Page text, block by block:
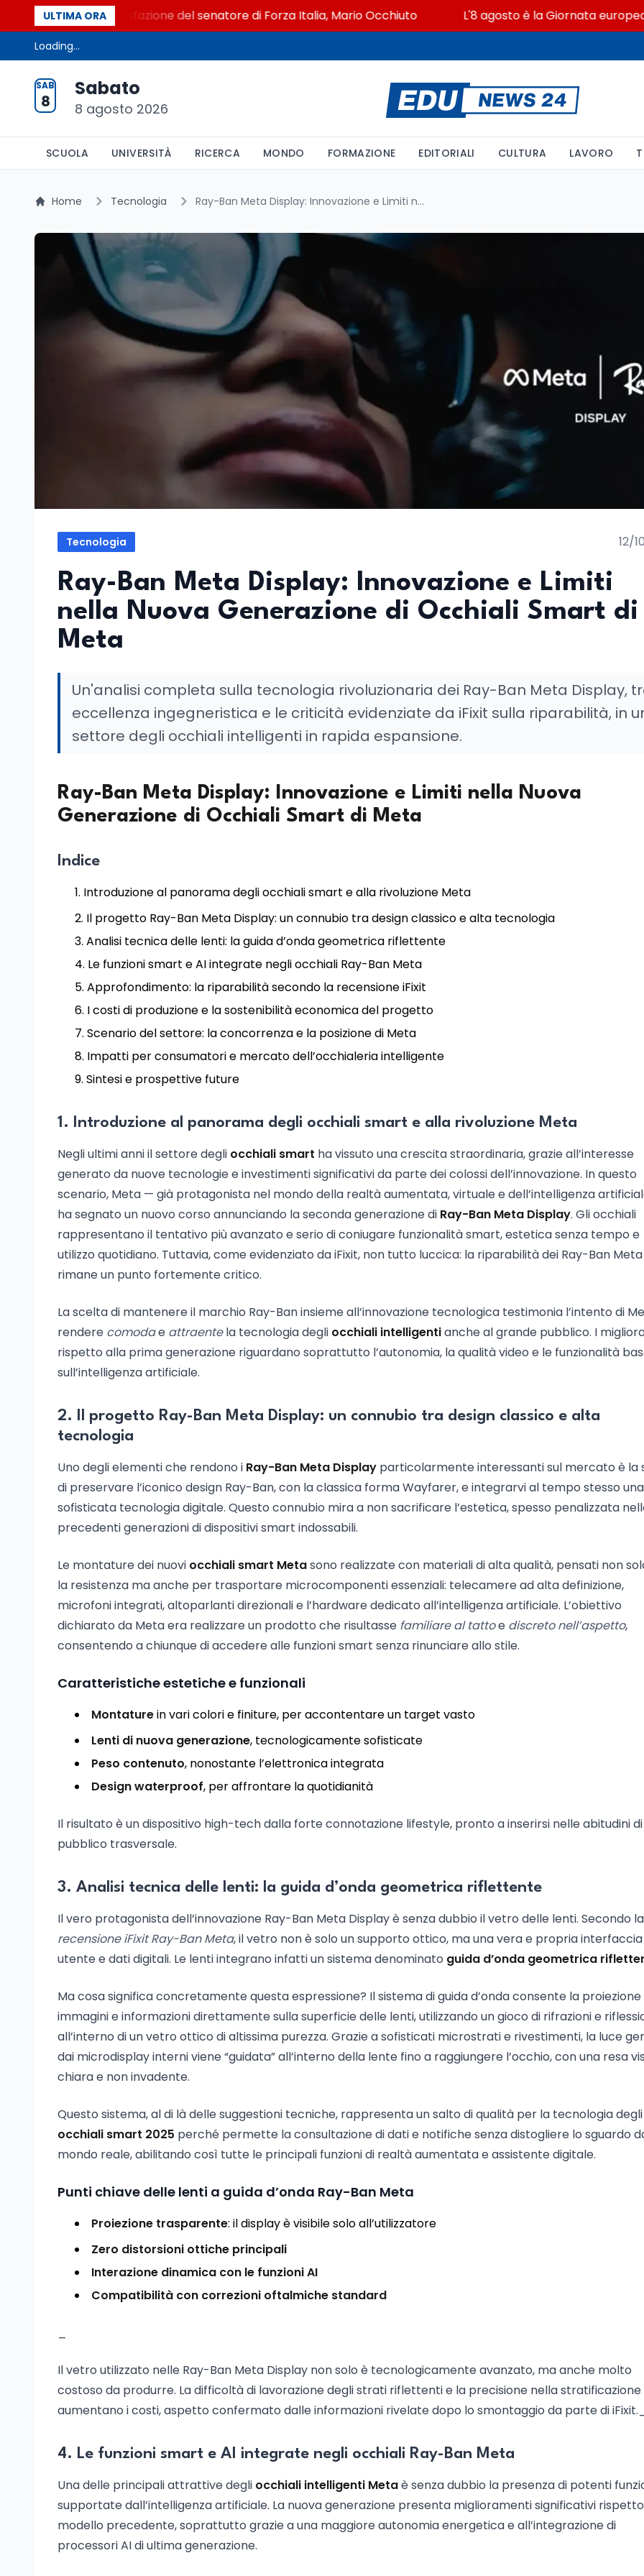
ULTIMA ORA
La soddisfazione del senatore di Forza Italia, Mario Occhiuto L'8 agosto è la Giornata europea in
Loading...
SAB
8
Sabato
8 agosto 2026
SCUOLA UNIVERSITÀ RICERCA MONDO FORMAZIONE EDITORIALI CULTURA LAVORO
Home Tecnologia Ray-Ban Meta Display: Innovazione e Limiti nella Nuova Generazione di Occhiali Smart di Meta
Tecnologia 12/
Ray-Ban Meta Display: Innovazione e Limiti
nella Nuova Generazione di Occhiali Smart di
Meta
Un'analisi completa sulla tecnologia rivoluzionaria dei Ray-Ban Meta Display,
eccellenza ingegneristica e le criticità evidenziate da iFixit sulla riparabilità, in
settore degli occhiali intelligenti in rapida espansione.
Ray-Ban Meta Display: Innovazione e Limiti nella Nuova
Generazione di Occhiali Smart di Meta
Indice
Introduzione al panorama degli occhiali smart e alla rivoluzione Meta
Il progetto Ray-Ban Meta Display: un connubio tra design classico e alta tecnologia
Analisi tecnica delle lenti: la guida d’onda geometrica riflettente
Le funzioni smart e AI integrate negli occhiali Ray-Ban Meta
Approfondimento: la riparabilità secondo la recensione iFixit
I costi di produzione e la sostenibilità economica del progetto
Scenario del settore: la concorrenza e la posizione di Meta
Impatti per consumatori e mercato dell’occhialeria intelligente
Sintesi e prospettive future
1. Introduzione al panorama degli occhiali smart e alla rivoluzione Meta
Negli ultimi anni il settore degli occhiali smart ha vissuto una crescita straordinaria, grazie all’interesse
generato da nuove tecnologie e investimenti significativi da parte dei colossi dell’innovazione. In questo
scenario, Meta — già protagonista nel mondo della realtà aumentata, virtuale e dell’intelligenza
ha segnato un nuovo corso annunciando la seconda generazione di Ray-Ban Meta Display. Gli occhiali
rappresentano il tentativo più avanzato e serio di coniugare funzionalità smart, estetica senza tempo e
utilizzo quotidiano. Tuttavia, come evidenziato da iFixit, non tutto luccica: la riparabilità dei Ray-Ban Meta
rimane un punto fortemente critico.
La scelta di mantenere il marchio Ray-Ban insieme all’innovazione tecnologica testimonia l’intento di
rendere comodae attraentela tecnologia degli occhiali intelligentianche al grande pubblico. I
rispetto alla prima generazione riguardano soprattutto l’autonomia, la qualità video e le funzionalità
sull’intelligenza artificiale.
2. Il progetto Ray-Ban Meta Display: un connubio tra design classico e alta
tecnologia
Uno degli elementi che rendono i Ray-Ban Meta Display particolarmente interessanti sul mercato è la
di preservare l’iconico design Ray-Ban, con la classica forma Wayfarer, e integrarvi al tempo stesso una
sofisticata tecnologia digitale. Questo connubio mira a non sacrificare l’estetica, spesso penalizzata
precedenti generazioni di dispositivi smart indossabili.
Le montature dei nuovi occhiali smart Metasono realizzate con materiali di alta qualità, pensati non
la resistenza ma anche per trasportare microcomponenti essenziali: telecamere ad alta definizione,
microfoni integrati, altoparlanti direzionali e l’hardware dedicato all’intelligenza artificiale. L’obiettivo
dichiarato da Meta era realizzare un prodotto che risultasse familiare al tattoe discreto nell’aspetto,
consentendo a chiunque di accedere alle funzioni smart senza rinunciare allo stile.
Caratteristiche estetiche e funzionali
Montaturein vari colori e finiture, per accontentare un target vasto
Lenti di nuova generazione, tecnologicamente sofisticate
Peso contenuto, nonostante l’elettronica integrata
Design waterproof, per affrontare la quotidianità
Il risultato è un dispositivo high-tech dalla forte connotazione lifestyle, pronto a inserirsi nelle abitudini
pubblico trasversale.
3. Analisi tecnica delle lenti: la guida d’onda geometrica riflettente
Il vero protagonista dell’innovazione Ray-Ban Meta Display è senza dubbio il vetro delle lenti. Secondo la
recensione iFixit Ray-Ban Meta, il vetro non è solo un supporto ottico, ma una vera e propria
utente e dati digitali. Le lenti integrano infatti un sistema denominato guida d’onda geometrica
Ma cosa significa concretamente questa espressione? Il sistema di guida d’onda consente la proiezione
immagini e informazioni direttamente sulla superficie delle lenti, utilizzando un gioco di rifrazioni e
all’interno di un vetro ottico di altissima purezza. Grazie a sofisticati microstrati e rivestimenti, la luce
dai microdisplay interni viene “guidata” all’interno della lente fino a raggiungere l’occhio, con una resa
chiara e non invadente.
Questo sistema, al di là delle suggestioni tecniche, rappresenta un salto di qualità per la tecnologia degli
occhiali smart 2025 perché permette la consultazione di dati e notifiche senza distogliere lo sguardo
mondo reale, abilitando così tutte le principali funzioni di realtà aumentata e assistente digitale.
Punti chiave delle lenti a guida d’onda Ray-Ban Meta
Proiezione trasparente: il display è visibile solo all’utilizzatore
Zero distorsioni ottiche principali
Interazione dinamica con le funzioni AI
Compatibilità con correzioni oftalmiche standard
Il vetro utilizzato nelle Ray-Ban Meta Display non solo è tecnologicamente avanzato, ma anche molto
costoso da produrre. La difficoltà di lavorazione degli strati riflettenti e la precisione nella stratificazione
aumentano i costi, aspetto confermato dalle informazioni rivelate dopo lo smontaggio da parte di
4. Le funzioni smart e AI integrate negli occhiali Ray-Ban Meta
Una delle principali attrattive degli occhiali intelligenti Metaè senza dubbio la presenza di potenti
supportate dall’intelligenza artificiale. La nuova generazione presenta miglioramenti significativi
modello precedente, soprattutto grazie a una maggiore autonomia energetica e all’integrazione di
processori AI di ultima generazione.